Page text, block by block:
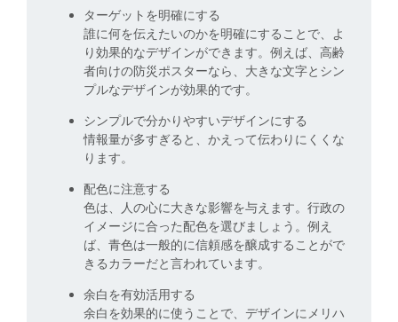
ターゲットを明確にする
誰に何を伝えたいのかを明確にすることで、よ
り効果的なデザインができます。例えば、高齢
者向けの防災ポスターなら、大きな文字とシン
プルなデザインが効果的です。
シンプルで分かりやすいデザインにする
情報量が多すぎると、かえって伝わりにくくな
ります。
配色に注意する
色は、人の心に大きな影響を与えます。行政の
イメージに合った配色を選びましょう。例え
ば、青色は一般的に信頼感を醸成することがで
きるカラーだと言われています。
余白を有効活用する
余白を効果的に使うことで、デザインにメリハ